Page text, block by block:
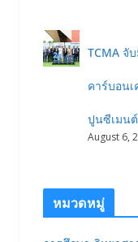
TCMA จั
คาร์บอน
ปูนซีเมน
August 6,
หมวดหมู่